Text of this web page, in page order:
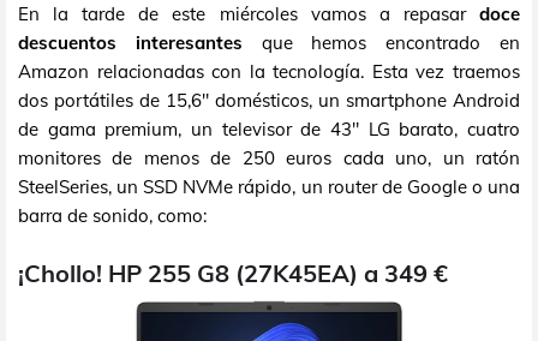
En la tarde de este miércoles vamos a repasar doce
descuentos interesantes que hemos encontrado en
Amazon relacionadas con la tecnología. Esta vez traemos
dos portátiles de 15,6" domésticos, un smartphone Android
de gama premium, un televisor de 43" LG barato, cuatro
monitores de menos de 250 euros cada uno, un ratón
SteelSeries, un SSD NVMe rápido, un router de Google o una
barra de sonido, como:
¡Chollo! HP 255 G8 (27K45EA) a 349 €